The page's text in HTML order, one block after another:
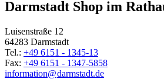
Darmstadt Shop im
Luisenstraße 12
64283 Darmstadt
Tel.: +49 6151 - 1345-13
Fax: +49 6151 - 1347-5858
information@darmstadt.de